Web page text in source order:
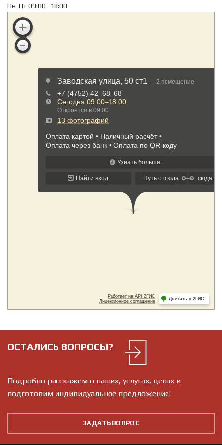
Пн-Пт 09:00 -18:00
ОСТАЛИСЬ ВОПРОСЫ?
Подробно расскажем о наших, услугах, ценах и
подготовим индивидуальное предложение!
ЗАДАТЬ ВОПРОС